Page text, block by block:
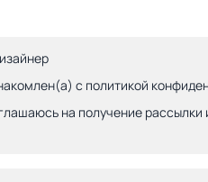
с политикой
на получение рассылки